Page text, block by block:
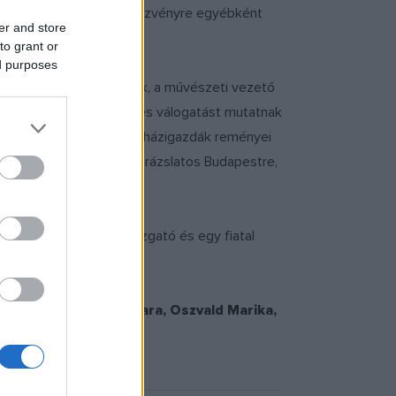
and store
grant or
purposes
településnek. A rendezvényre egyébként
is.
nyolc órakor kezdődik, a művészeti vezető
sztárjai bőséges válogatást mutatnak
csendülnek fel a házigazdák reményei
elegáns Bécsbe, a varázslatos Budapestre,
László
főzeneigazgató és egy fiatal
Kékkovács Mara, Oszvald Marika,